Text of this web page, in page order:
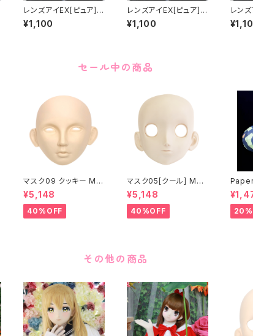
レンズアイEX[ピュア]レ
ッド Lens Eye EX[PU
RE]red
¥1,100
レンズアイEX[ピュア]ブ
ラウン Lens Eye EX[P
UR] brown
¥1,100
レン
ー]パ
セール中の商品
マスク09 クッキー MA
SK09 “COOKIE”
¥5,148
40%OFF
マスク05[クール] MAS
K05[COOL]
¥5,148
40%OFF
月
その他の商品